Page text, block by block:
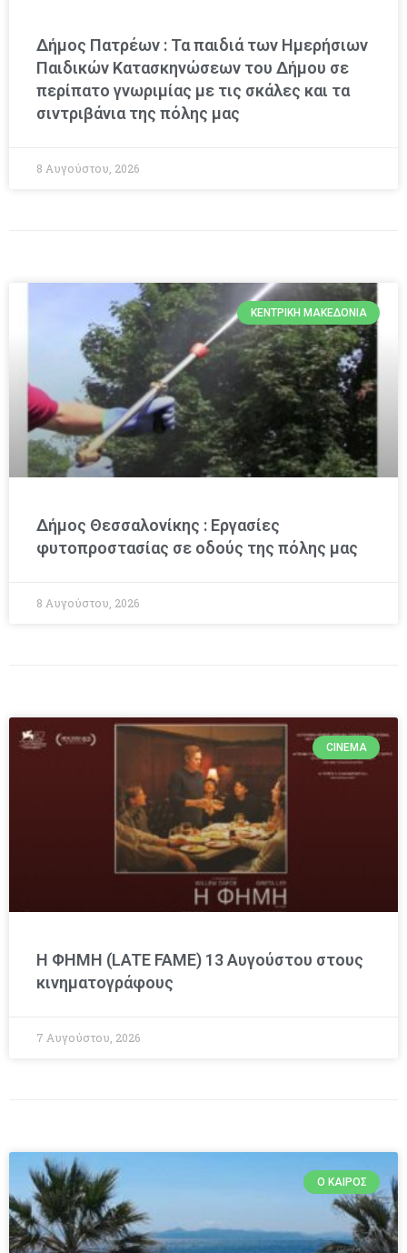
Δήμος Πατρέων : Τα παιδιά των Ημερήσιων
Παιδικών Κατασκηνώσεων του Δήμου σε
περίπατο γνωριμίας με τις σκάλες και τα
σιντριβάνια της πόλης μας
8 Αυγούστου, 2026
ΚΕΝΤΡΙΚΉ ΜΑΚΕΔΟΝΊΑ
Δήμος Θεσσαλονίκης : Εργασίες
φυτοπροστασίας σε οδούς της πόλης μας
8 Αυγούστου, 2026
CINEMA
Η ΦΗΜΗ (LATE FAME) 13 Αυγούστου στους
κινηματογράφους
7 Αυγούστου, 2026
Ο ΚΑΙΡΌΣ